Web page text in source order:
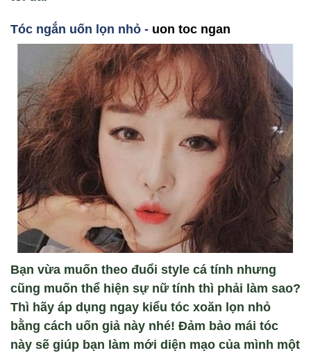
Tóc ngắn uốn lọn nhỏ - uon toc ngan
Bạn vừa muốn theo đuổi style cá tính nhưng
cũng muốn thể hiện sự nữ tính thì phải làm sao?
Thì hãy áp dụng ngay kiểu tóc xoăn lọn nhỏ
bằng cách uốn giả này nhé! Đảm bảo mái tóc
này sẽ giúp bạn làm mới diện mạo của mình một